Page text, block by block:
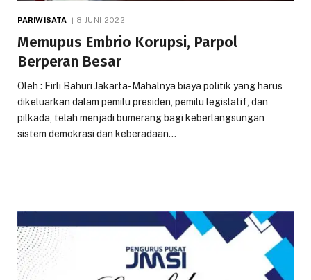
PARIWISATA 8 JUNI 2022
Memupus Embrio Korupsi, Parpol
Berperan Besar
Oleh : Firli Bahuri Jakarta-Mahalnya biaya politik yang harus
dikeluarkan dalam pemilu presiden, pemilu legislatif, dan
pilkada, telah menjadi bumerang bagi keberlangsungan
sistem demokrasi dan keberadaan…